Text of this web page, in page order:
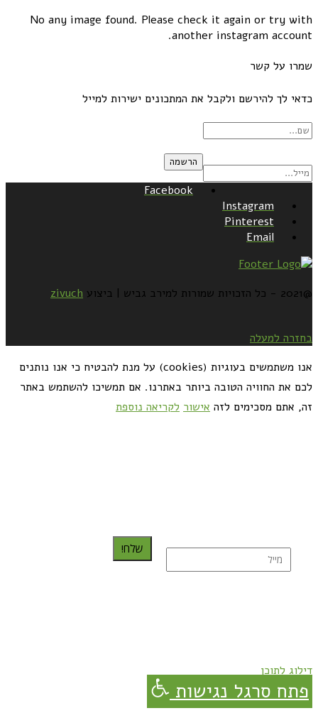
No any image found. Please check it again or try with
another instagram account.
שמרו על קשר
כדאי לך להירשם ולקבל את המתכונים ישירות למייל
Facebook
Instagram
Pinterest
Email
@2021 - כל הזכויות שמורות למירב גביש | ביצוע zivuch
בחזרה למעלה
אנו משתמשים בעוגיות (cookies) על מנת להבטיח כי אנו נותנים
לכם את החוויה הטובה ביותר באתרנו. אם תמשיכו להשתמש באתר
זה, אתם מסכימים לזה אישור לקריאה נוספת
שלח!
דילוג לתוכן
פתח סרגל נגישות